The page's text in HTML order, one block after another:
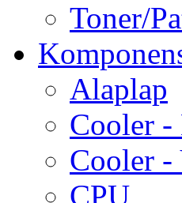
Toner/
Alaplap
Cooler -
Cooler -
CPU